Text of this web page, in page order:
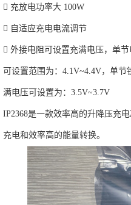
 充放电功率大 100W
 自适应充电电流调节
 外接电阻可设置充满电压，单
可设置范围为：4.1V~4.4V，单节
满电压可设置为：3.5V~3.7V
IP2368是一款效率高的升降压充
充电和效率高的能量转换。